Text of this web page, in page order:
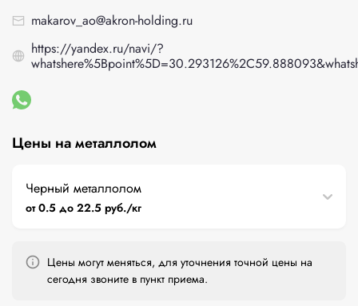
makarov_ao@akron-holding.ru
https://yandex.ru/navi/?
Цены на металлолом
Черный металлолом
от 0.5 до 22.5 руб./кг
Цены могут меняться, для уточнения точной цены на
сегодня звоните в пункт приема.